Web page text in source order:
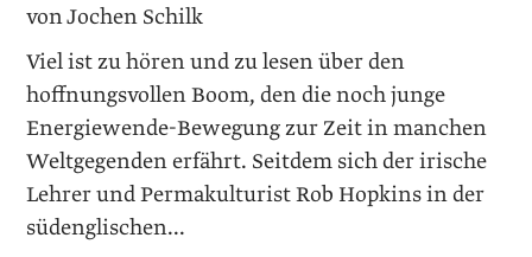
von Jochen Schilk
Viel ist zu hören und zu lesen über den
hoffnungsvollen Boom, den die noch junge
Energiewende-Bewegung zur Zeit in manchen
Weltgegenden erfährt. Seitdem sich der irische
Lehrer und Permakulturist Rob Hopkins in der
südenglischen...